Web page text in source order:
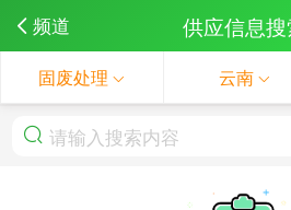
频道 供应信息
固废处理 云南